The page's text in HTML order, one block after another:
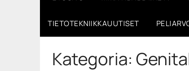
TIETOTEKNIIKKAUUTISET
Kategoria: